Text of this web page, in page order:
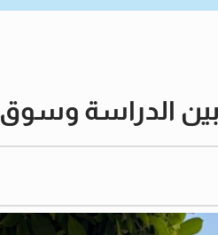
بين الدراسة